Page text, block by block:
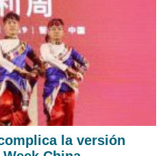
la versión